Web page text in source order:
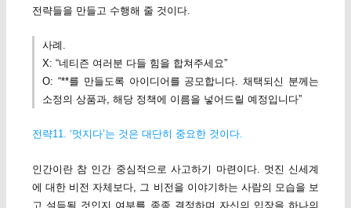
전략들을 만들고 수행해 줄 것이다.
사례.
X: “네티즌 여러분 다들 힘을 합쳐주세요”
O: “**를 만들도록 아이디어를 공모합니다. 채택되신 분께는
소정의 상품과, 해당 정책에 이름을 넣어드릴 예정입니다”
전략11. ‘멋지다’는 것은 대단히 중요한 것이다.
인간이란 참 인간 중심적으로 사고하기 마련이다. 멋진 신세계
에 대한 비전 자체보다, 그 비전을 이야기하는 사람의 모습을 보
고 설득될 것인지 여부를 종종 결정하며 자신의 입장을 하나의